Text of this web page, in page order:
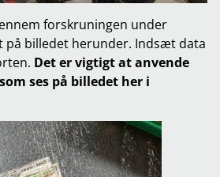
forskruningen under
på billedet herunder. Indsæt data
Det er vigtigt at anvende
ses på billedet her i